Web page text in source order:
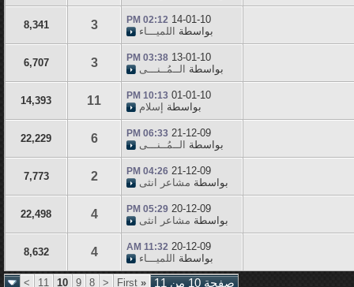
14-01-10
02:12 PM
بواسطة اللميـــاء 3
8,341
13-01-10
03:38 PM
بواسطة الــمُــنـــى 3
6,707
01-01-10
10:13 PM
بواسطة إسلام 11
14,393
21-12-09
06:33 PM
بواسطة الــمُــنـــى 6
22,229
21-12-09
04:26 PM
بواسطة مشاعر انثى 2
7,773
20-12-09
05:29 PM
بواسطة مشاعر انثى 4
22,498
20-12-09
11:32 AM
بواسطة اللميـــاء 4
8,632
صفحة 10 من 11 «
<
8
9
10
11
>